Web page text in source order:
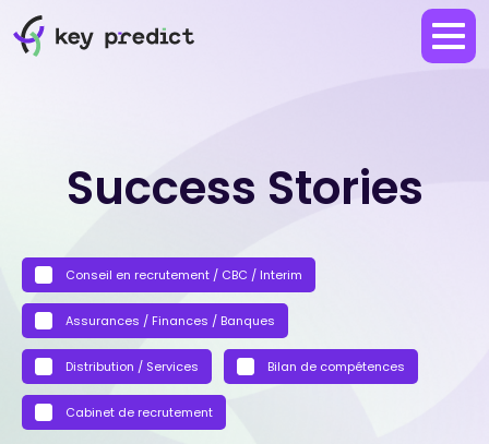
Success Stories
Conseil en recrutement / CBC / Interim
Assurances / Finances / Banques
Distribution / Services Bilan de compétences
Cabinet de recrutement